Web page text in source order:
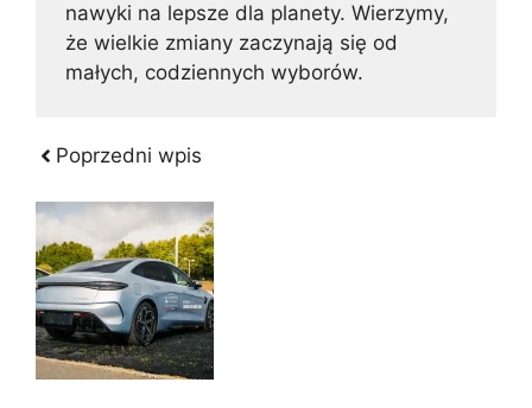
nawyki na lepsze dla planety. Wierzymy,
że wielkie zmiany zaczynają się od
małych, codziennych wyborów.
Poprzedni wpis